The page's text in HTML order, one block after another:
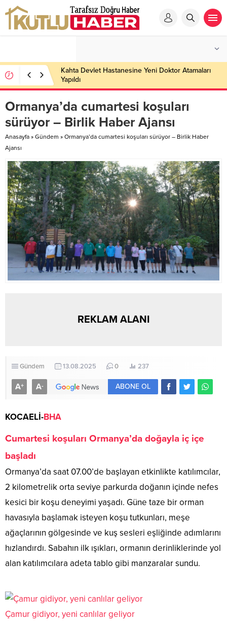
Kahta Devlet Hastanesine Yeni Doktor Atamaları
Yapıldı
Ormanya’da cumartesi koşuları
sürüyor – Birlik Haber Ajansı
Anasayfa » Gündem » Ormanya’da cumartesi koşuları sürüyor – Birlik Haber
Ajansı
REKLAM ALANI
Gündem 13.08.2025 0 237
A+ A- ABONE OL
KOCAELİ-BHA
Cumartesi koşuları Ormanya’da doğayla iç içe
başladı
Ormanya’da saat 07.00’de başlayan etkinlikte katılımcılar,
2 kilometrelik orta seviye parkurda doğanın içinde nefes
kesici bir koşu deneyimi yaşadı. Güne taze bir orman
havasıyla başlamak isteyen koşu tutkunları, meşe
ağaçlarının gölgesinde ve kuş sesleri eşliğinde adımlarını
hızlandırdı. Sabahın ilk ışıkları, ormanın derinliklerinde yol
alan katılımcılara adeta tablo gibi manzaralar sundu.
Çamur gidiyor, yeni canlılar geliyor